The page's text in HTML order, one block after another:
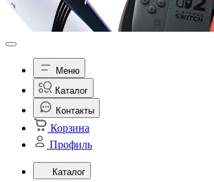
Меню
Каталог
Контакты
Корзина
Профиль
Каталог